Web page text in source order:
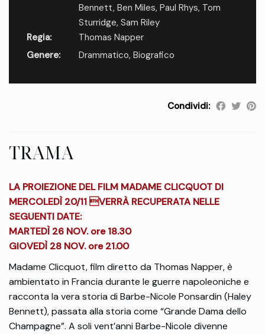
Bennett, Ben Miles, Paul Rhys, Tom
Sturridge, Sam Riley
Regia:
Thomas Napper
Genere:
Drammatico, Biografico
Condividi:
TRAMA
LA PROIEZIONE DEL FILM MADAME CLICQUOT DI
MERCOLEDÌ 20/11 VERRÀ RECUPERATA NELLE
SEGUENTI DATE:
MARTEDÌ 26 NOV. ore 18.30
GIOVEDÌ 28 NOV. ore 21.00
Madame Clicquot, film diretto da Thomas Napper, è
ambientato in Francia durante le guerre napoleoniche e
racconta la vera storia di Barbe-Nicole Ponsardin (Haley
Bennett), passata alla storia come “Grande Dama dello
Champagne”. A soli vent’anni Barbe-Nicole divenne